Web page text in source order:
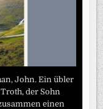
John. Ein übler
der Sohn
einen